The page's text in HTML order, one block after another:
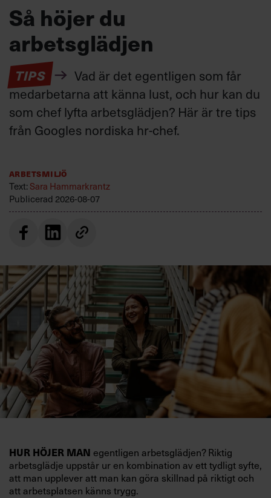
Så höjer du
arbetsglädjen
TIPS
Vad är det egentligen som får
medarbetarna att känna lust, och hur kan du
som chef lyfta arbetsglädjen? Här är tre tips
från Googles nordiska hr-chef.
Arbetsmiljö
Text:Sara Hammarkrantz
Publicerad 2026-08-07
HUR HÖJER MAN egentligen arbetsglädjen? Riktig
arbetsglädje uppstår ur en kombination av ett tydligt syfte,
att man upplever att man kan göra skillnad på riktigt och
att arbetsplatsen känns trygg.